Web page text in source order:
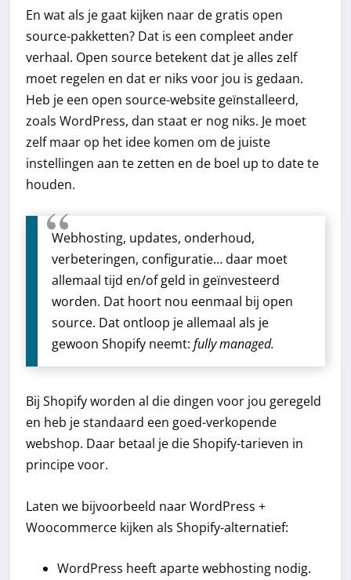
En wat als je gaat kijken naar de gratis open
source-pakketten? Dat is een compleet ander
verhaal. Open source betekent dat je alles zelf
moet regelen en dat er niks voor jou is gedaan.
Heb je een open source-website geïnstalleerd,
zoals WordPress, dan staat er nog niks. Je moet
zelf maar op het idee komen om de juiste
instellingen aan te zetten en de boel up to date te
houden.
Webhosting, updates, onderhoud,
verbeteringen, configuratie… daar moet
allemaal tijd en/of geld in geïnvesteerd
worden. Dat hoort nou eenmaal bij open
source. Dat ontloop je allemaal als je
gewoon Shopify neemt: fully managed.
Bij Shopify worden al die dingen voor jou geregeld
en heb je standaard een goed-verkopende
webshop. Daar betaal je die Shopify-tarieven in
principe voor.
Laten we bijvoorbeeld naar WordPress +
Woocommerce kijken als Shopify-alternatief:
WordPress heeft aparte webhosting nodig.